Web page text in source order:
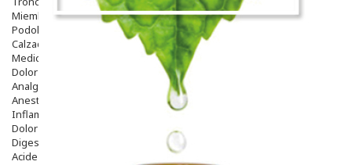
Miembro Inferior
Podología
Calzado
Medicamentos
Dolor E Inflamación
Analgésicos
Anestésicos
Inflamación Articulaciones
Dolor Muscular / Articular
Digestivo
Acidez, Gases Y Ardores